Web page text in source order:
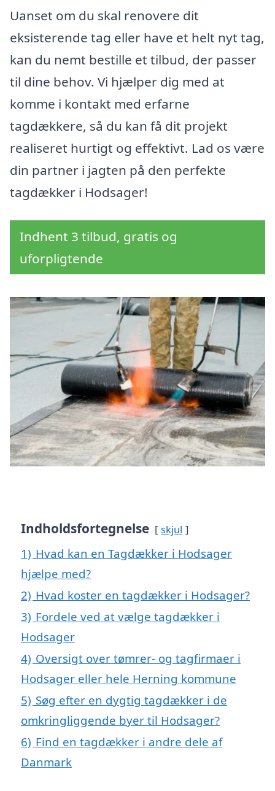
Uanset om du skal renovere dit
eksisterende tag eller have et helt nyt tag,
kan du nemt bestille et tilbud, der passer
til dine behov. Vi hjælper dig med at
komme i kontakt med erfarne
tagdækkere, så du kan få dit projekt
realiseret hurtigt og effektivt. Lad os være
din partner i jagten på den perfekte
tagdækker i Hodsager!
Indhent 3 tilbud, gratis og
uforpligtende
Indholdsfortegnelse skjul
1) Hvad kan en Tagdækker i Hodsager
hjælpe med?
2) Hvad koster en tagdækker i Hodsager?
3) Fordele ved at vælge tagdækker i
Hodsager
4) Oversigt over tømrer- og tagfirmaer i
Hodsager eller hele Herning kommune
5) Søg efter en dygtig tagdækker i de
omkringliggende byer til Hodsager?
6) Find en tagdækker i andre dele af
Danmark